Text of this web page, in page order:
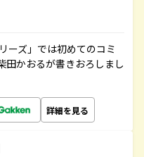
ーズ」では初めてのコミ
田かおるが書きおろしまし
詳細を見る